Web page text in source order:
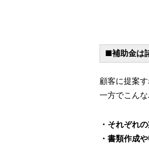
■補助金は
顧客に提案
一方でこんな
・それぞれ
・書類作成